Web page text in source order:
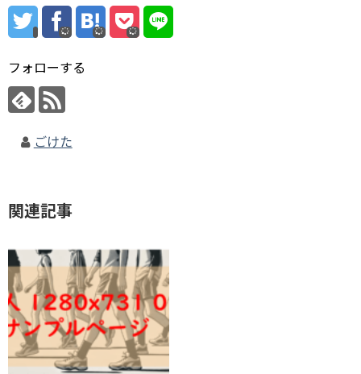
フォローする
ごけた
関連記事